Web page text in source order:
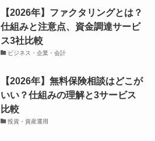
【2026年】ファクタリングとは？
仕組みと注意点、資金調達サービ
ス3社比較
ビジネス・企業・会計
【2026年】無料保険相談はどこが
いい？仕組みの理解と3サービス
比較
投資・資産運用